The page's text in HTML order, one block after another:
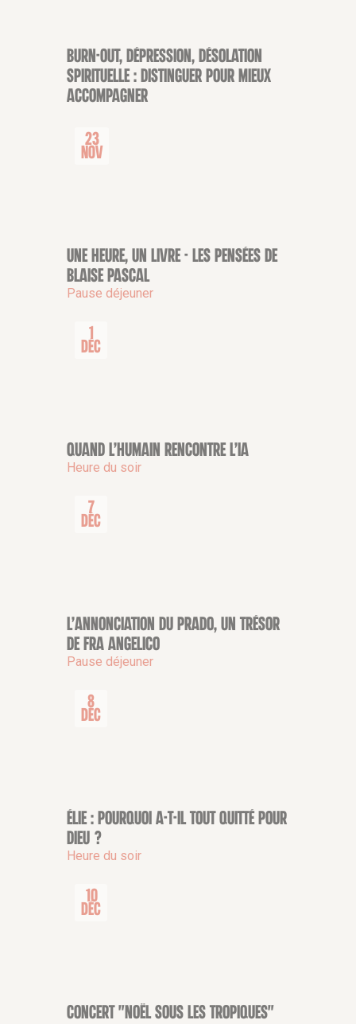
CONFÉRENCE
Burn-out, dépression, désolation
spirituelle : distinguer pour mieux
accompagner
23
Nov
CONFÉRENCE
Une heure, un livre - Les Pensées de
Blaise Pascal
Pause déjeuner
1
Déc
CONFÉRENCE
Quand l’humain rencontre l’IA
Heure du soir
7
Déc
CONFÉRENCE
L’Annonciation du Prado, un trésor
de Fra Angelico
Pause déjeuner
8
Déc
CONFÉRENCE
Élie : pourquoi a-t-il tout quitté pour
Dieu ?
Heure du soir
10
Déc
CONCERT
Concert "Noël sous les tropiques"